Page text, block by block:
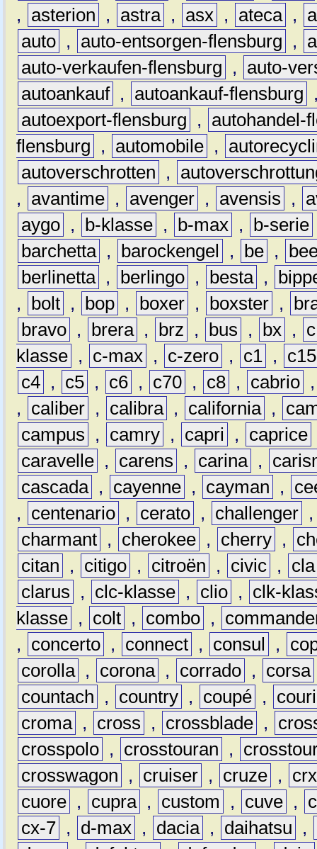
,
asterion , astra , asx , ateca ,
auto , auto-entsorgen-flensburg ,
auto-verkaufen-flensburg
,
auto-
autoankauf , autoankauf-flensburg
autoexport-flensburg
,
autohandel-
flensburg
, automobile ,
autoverschrotten
,
,
avantime , avenger , avensis ,
aygo , b-klasse , b-max , b-serie
barchetta , barockengel , be ,
berlinetta , berlingo , besta ,
,
bolt , bop , boxer , boxster ,
bravo , brera , brz , bus , bx ,
c
klasse , c-max , c-zero , c1 ,
c15
c4 , c5 , c6 , c70 , c8 , cabrio
,
caliber , calibra , california ,
campus
, camry , capri , caprice
caravelle , carens , carina ,
cascada , cayenne , cayman ,
,
centenario , cerato , challenger
charmant , cherokee , cherry ,
citan
, citigo , citroën , civic ,
cla
clarus
, clc-klasse , clio ,
clk-
klasse , colt , combo ,
,
concerto , connect , consul ,
corolla , corona , corrado , corsa
countach
, country , coupé ,
croma , cross , crossblade ,
crosspolo , crosstouran ,
crosswagon
, cruiser , cruze ,
crx
cuore , cupra , custom , cuve ,
cx-7 , d-max , dacia , daihatsu
,